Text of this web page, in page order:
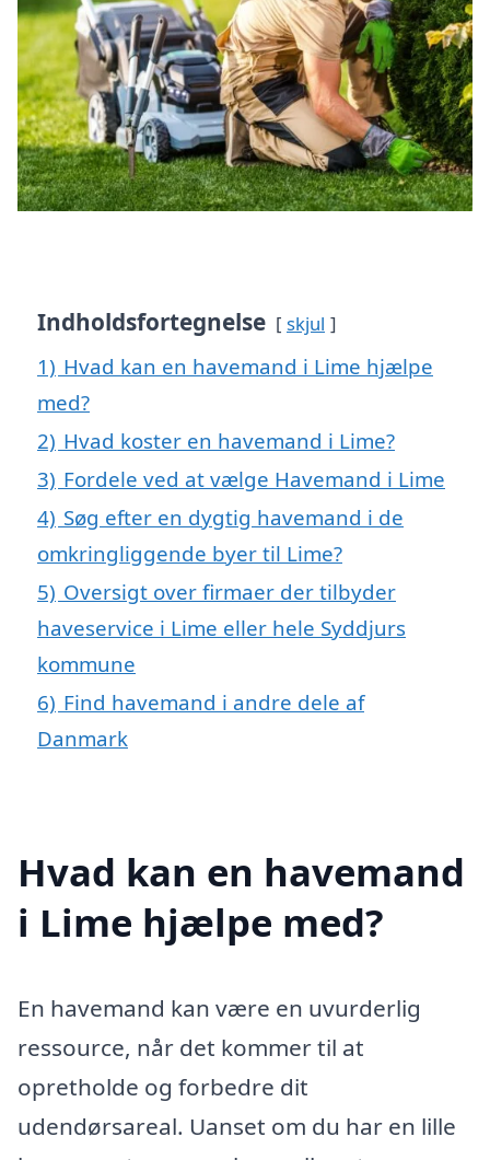
Indholdsfortegnelse skjul
1) Hvad kan en havemand i Lime hjælpe
med?
2) Hvad koster en havemand i Lime?
3) Fordele ved at vælge Havemand i Lime
4) Søg efter en dygtig havemand i de
omkringliggende byer til Lime?
5) Oversigt over firmaer der tilbyder
haveservice i Lime eller hele Syddjurs
kommune
6) Find havemand i andre dele af
Danmark
Hvad kan en havemand
i Lime hjælpe med?
En havemand kan være en uvurderlig
ressource, når det kommer til at
opretholde og forbedre dit
udendørsareal. Uanset om du har en lille